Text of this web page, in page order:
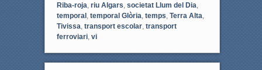
Riba-roja, riu Algars, societat Llum del Dia,
temporal , temporal Glòria, temps, Terra Alta,
Tivissa, transport escolar, transport
ferroviari, vi